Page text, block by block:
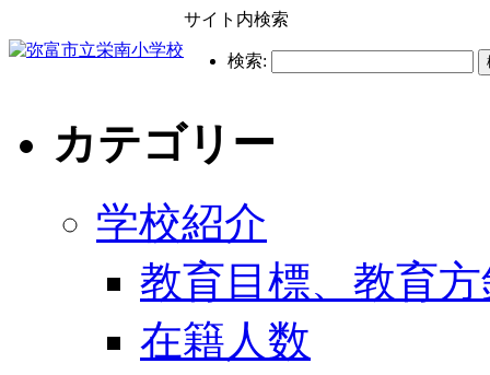
サイト内検索
検索:
カテゴリー
学校紹介
教育目標、教育
在籍人数